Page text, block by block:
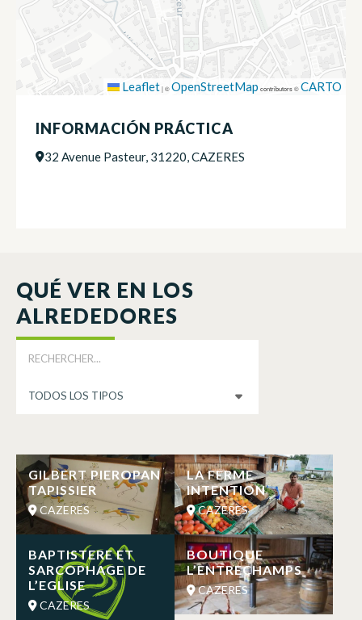
Leaflet|©OpenStreetMap contributors ©CARTO
INFORMACIÓN PRÁCTICA
32 Avenue Pasteur, 31220, CAZERES
QUÉ VER EN LOS
ALREDEDORES
GILBERT PIEROPAN
TAPISSIER
CAZERES
LA FERME
INTENTION
CAZERES
BAPTISTERE ET
SARCOPHAGE DE
L’EGLISE
CAZERES
BOUTIQUE
L’ENTRECHAMPS
CAZERES